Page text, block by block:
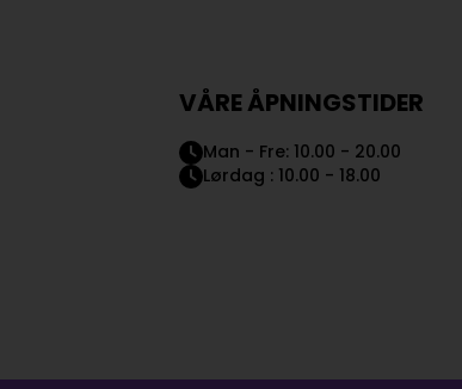
VÅRE ÅPNINGSTIDER
Man - Fre: 10.00 - 20.00
Lørdag : 10.00 - 18.00